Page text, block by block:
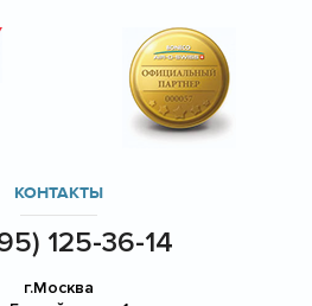
КОНТАКТЫ
125-36-14
г.Москва